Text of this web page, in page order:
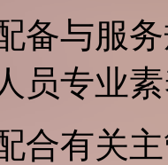
备与服
员专业素
合有关